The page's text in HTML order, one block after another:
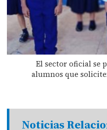
El sector oficial se
alumnos que
Noticias